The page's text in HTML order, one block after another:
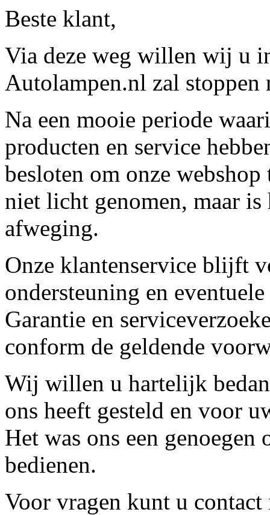
Beste klant,
Via deze weg willen wij u
Autolampen.nl zal stoppen
Na een mooie periode
producten en service
besloten om onze
niet licht genomen, maar
afweging.
Onze klantenservice blijft
ondersteuning en
Garantie en
conform de geldende
Wij willen u hartelijk
ons heeft gesteld en voor
Het was ons een
bedienen.
Voor vragen kunt u contact